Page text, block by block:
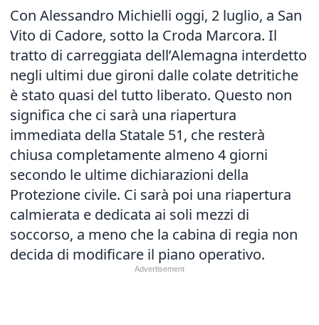
Con Alessandro Michielli oggi, 2 luglio, a San
Vito di Cadore, sotto la Croda Marcora. Il
tratto di carreggiata dell’Alemagna interdetto
negli ultimi due gironi dalle colate detritiche
è stato quasi del tutto liberato. Questo non
significa che ci sarà una riapertura
immediata della Statale 51, che resterà
chiusa completamente almeno 4 giorni
secondo le ultime dichiarazioni della
Protezione civile. Ci sarà poi una riapertura
calmierata e dedicata ai soli mezzi di
soccorso, a meno che la cabina di regia non
decida di modificare il piano operativo.